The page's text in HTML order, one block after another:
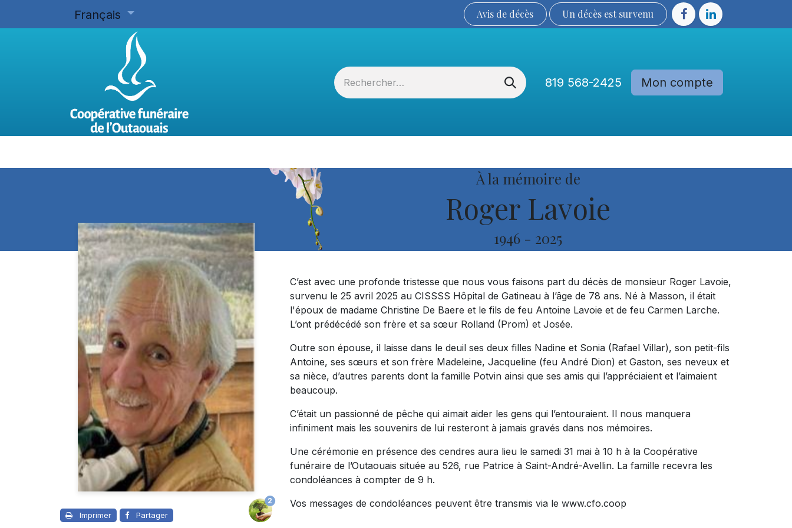
Français Avis de décès Un décès est sur​​​​​​​​ve​nu​​​​​​​​​​
819 568-2425 Mon compte
À la mémoire de
Roger Lavoie
1946 - 2025
Imprimer Partager
2
C’est avec une profonde tristesse que nous vous faisons part du décès de monsieur Roger Lavoie,
survenu le 25 avril 2025 au CISSSS Hôpital de Gatineau à l’âge de 78 ans. Né à Masson, il était
l'époux de madame Christine De Baere et le fils de feu Antoine Lavoie et de feu Carmen Larche.
L’ont prédécédé son frère et sa sœur Rolland (Prom) et Josée.
Outre son épouse, il laisse dans le deuil ses deux filles Nadine et Sonia (Rafael Villar), son petit-fils
Antoine, ses sœurs et son frère Madeleine, Jacqueline (feu André Dion) et Gaston, ses neveux et
sa nièce, d’autres parents dont la famille Potvin ainsi que ses amis qui l’appréciaient et l’aimaient
beaucoup.
C’était un passionné de pêche qui aimait aider les gens qui l’entouraient. Il nous manquera
infiniment mais les souvenirs de lui resteront à jamais gravés dans nos mémoires.
Une cérémonie en présence des cendres aura lieu le samedi 31 mai à 10 h à la Coopérative
funéraire de l’Outaouais située au 526, rue Patrice à Saint-André-Avellin. La famille recevra les
condoléances à compter de 9 h.
Vos messages de condoléances peuvent être transmis via le www.cfo.coop